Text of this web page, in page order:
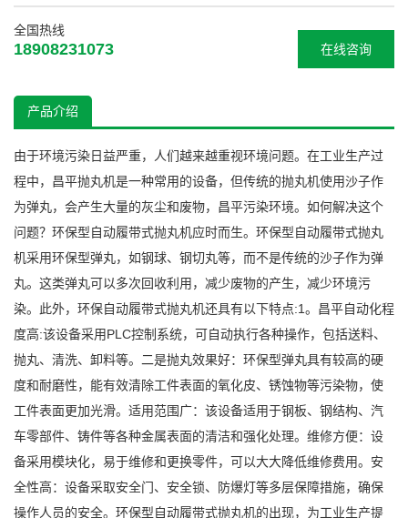
在线咨询
全国热线
18908231073
产品介绍
由于环境污染日益严重，人们越来越重视环境问题。在工业生产过
程中，昌平抛丸机是一种常用的设备，但传统的抛丸机使用沙子作
为弹丸，会产生大量的灰尘和废物，昌平污染环境。如何解决这个
问题？环保型自动履带式抛丸机应时而生。环保型自动履带式抛丸
机采用环保型弹丸，如钢球、钢切丸等，而不是传统的沙子作为弹
丸。这类弹丸可以多次回收利用，减少废物的产生，减少环境污
染。此外，环保自动履带式抛丸机还具有以下特点:1。昌平自动化程
度高:该设备采用PLC控制系统，可自动执行各种操作，包括送料、
抛丸、清洗、卸料等。二是抛丸效果好：环保型弹丸具有较高的硬
度和耐磨性，能有效清除工件表面的氧化皮、锈蚀物等污染物，使
工件表面更加光滑。适用范围广：该设备适用于钢板、钢结构、汽
车零部件、铸件等各种金属表面的清洁和强化处理。维修方便：设
备采用模块化，易于维修和更换零件，可以大大降低维修费用。安
全性高：设备采取安全门、安全锁、防爆灯等多层保障措施，确保
操作人员的安全。环保型自动履带式抛丸机的出现，为工业生产提